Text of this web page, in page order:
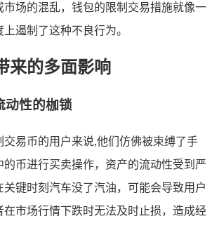
市场的混乱，钱包的限制交易措施就像一
遏制了这种不良行为。
来的多面影响
动性的枷锁
交易币的用户来说,他们仿佛被束缚了手
的币进行买卖操作，资产的流动性受到严
关键时刻汽车没了汽油，可能会导致用户
在市场行情下跌时无法及时止损，造成经